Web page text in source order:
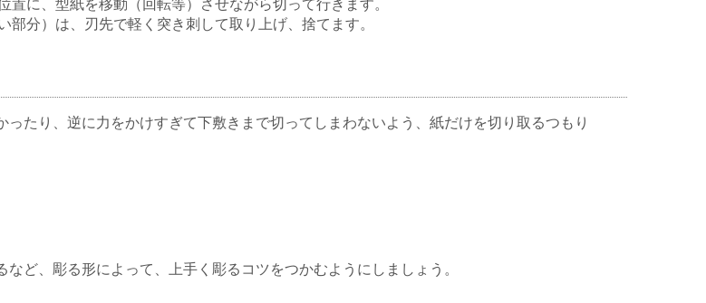
部分）は、刃先で軽く突き刺して取り上げ、捨てます。
たり、逆に力をかけすぎて下敷きまで切ってしまわないよう、紙だけを切り取るつもり
ど、彫る形によって、上手く彫るコツをつかむようにしましょう。